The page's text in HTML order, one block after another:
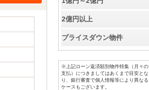
2億円以上
プライスダウン物件
※上記ローン返済額別物件特集（月々の
支払）につきましてはあくまで目安とな
り、銀行審査で個人情報等により異なる
ケースもございます。